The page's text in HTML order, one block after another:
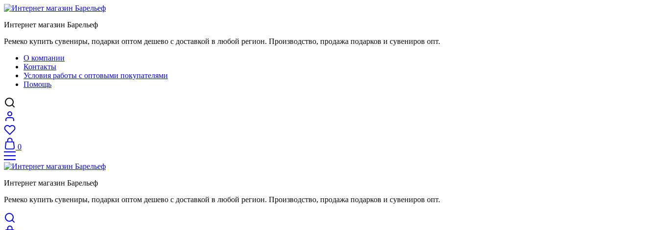
Интернет магазин Барельеф
Ремеко купить сувениры, подарки оптом дешево с доставкой в любой регион. Производство, продажа подарков и сувениров опт.
О компании
Контакты
Условия работы с оптовыми покупателями
Помощь
0
Интернет магазин Барельеф
Ремеко купить сувениры, подарки оптом дешево с доставкой в любой регион. Производство, продажа подарков и сувениров опт.